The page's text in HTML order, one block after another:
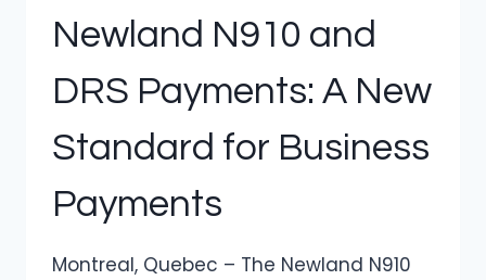
Newland N910 and
DRS Payments: A New
Standard for Business
Payments
Montreal, Quebec – The Newland N910